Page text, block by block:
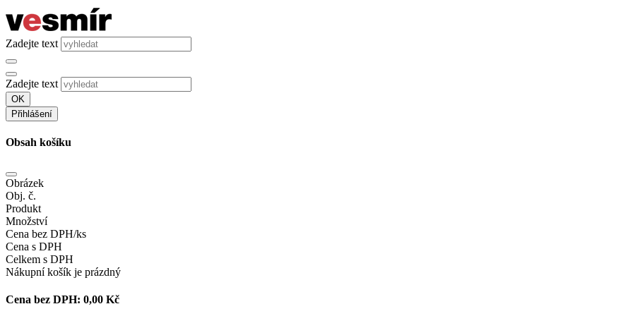
Zadejte text
Zadejte text
OK
Přihlášení
Obsah košíku
Obrázek
Obj. č.
Produkt
Množství
Cena bez DPH/ks
Cena s DPH
Celkem s DPH
Nákupní košík je prázdný
Cena bez DPH: 0,00 Kč